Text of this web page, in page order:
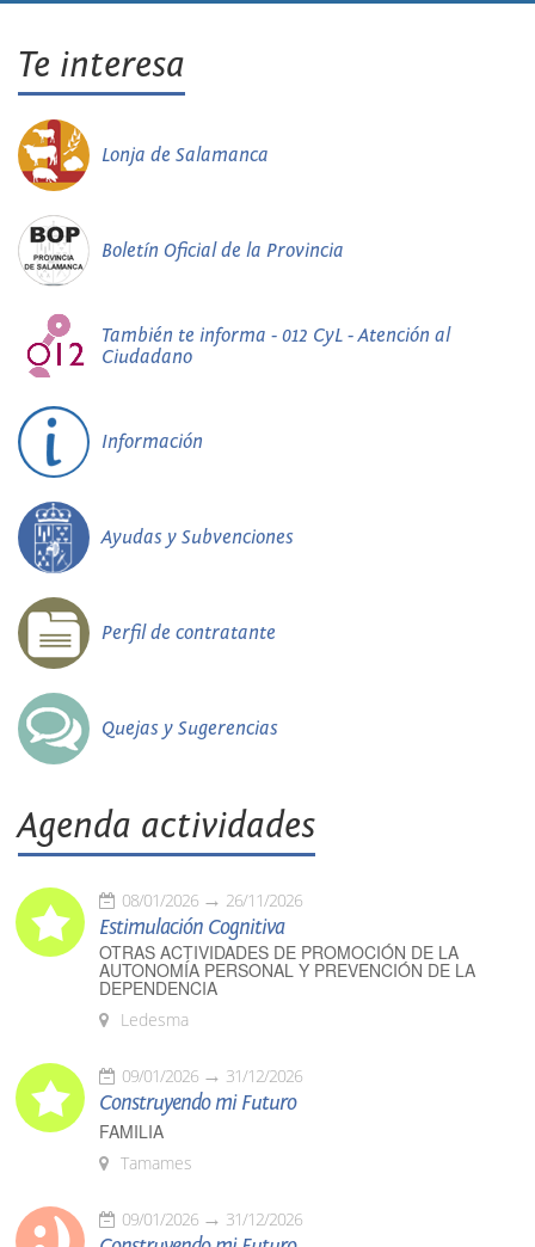
Te interesa
Lonja de Salamanca
Boletín Oficial de la Provincia
También te informa - 012 CyL - Atención al
Ciudadano
Información
Ayudas y Subvenciones
Perfil de contratante
Quejas y Sugerencias
Agenda actividades
08/01/2026 26/11/2026
Estimulación Cognitiva
OTRAS ACTIVIDADES DE PROMOCIÓN DE LA
AUTONOMÍA PERSONAL Y PREVENCIÓN DE LA
DEPENDENCIA
Ledesma
09/01/2026 31/12/2026
Construyendo mi Futuro
FAMILIA
Tamames
09/01/2026 31/12/2026